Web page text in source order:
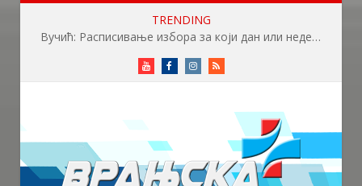
TRENDING
Вучић: Расписивање избора за који дан или недељу
YoutubeFacebookInstagram
RSS